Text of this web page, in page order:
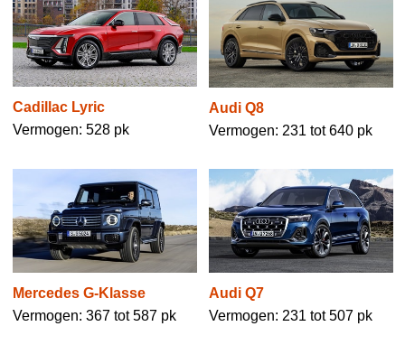
Cadillac Lyric
Vermogen: 528 pk
Audi Q8
Vermogen: 231 tot 640 pk
Mercedes G-Klasse
Vermogen: 367 tot 587 pk
Audi Q7
Vermogen: 231 tot 507 pk